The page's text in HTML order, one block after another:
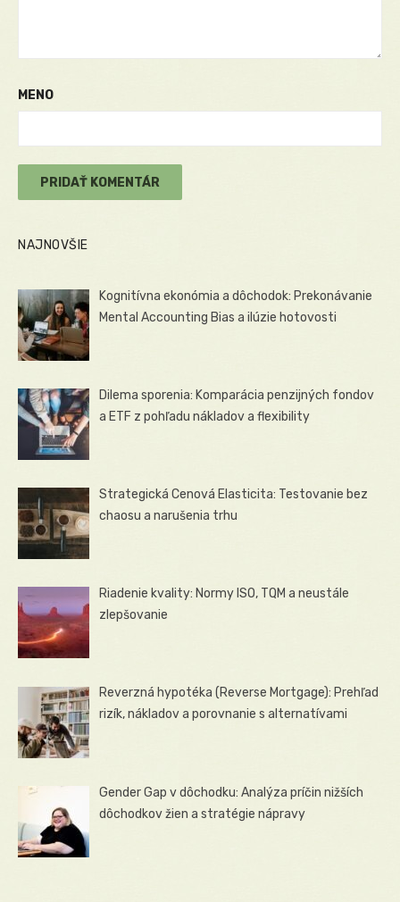
MENO
NAJNOVŠIE
Kognitívna ekonómia a dôchodok: Prekonávanie
Mental Accounting Bias a ilúzie hotovosti
Dilema sporenia: Komparácia penzijných fondov
a ETF z pohľadu nákladov a flexibility
Strategická Cenová Elasticita: Testovanie bez
chaosu a narušenia trhu
Riadenie kvality: Normy ISO, TQM a neustále
zlepšovanie
Reverzná hypotéka (Reverse Mortgage): Prehľad
rizík, nákladov a porovnanie s alternatívami
Gender Gap v dôchodku: Analýza príčin nižších
dôchodkov žien a stratégie nápravy